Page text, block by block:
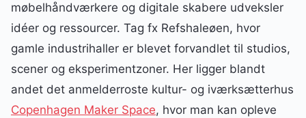
møbelhåndværkere og digitale skabere udveksler
idéer og ressourcer. Tag fx Refshaleøen, hvor
gamle industrihaller er blevet forvandlet til studios,
scener og eksperimentzoner. Her ligger blandt
andet det anmelderroste kultur- og iværksætterhus
Copenhagen Maker Space, hvor man kan opleve